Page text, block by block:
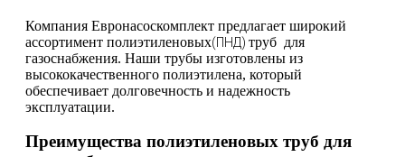
Компания Евронасоcкомплект предлагает широкий
ассортимент полиэтиленовых(ПНД) труб для
газоснабжения. Наши трубы изготовлены из
высококачественного полиэтилена, который
обеспечивает долговечность и надежность
эксплуатации.
Преимущества полиэтиленовых труб для